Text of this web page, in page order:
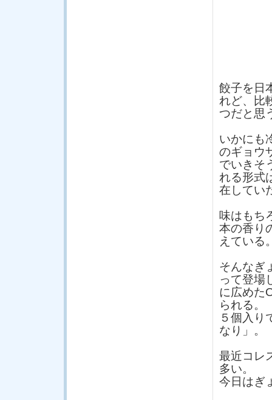
餃子を日
れど、比
つだと思
いかにも
のギョウ
でいきそ
れる形式
在してい
味はもち
本の香り
えている
そんなぎ
って登場
に広めた
られる。
５個入り
なり」。
最近コレ
多い。
今日はぎ